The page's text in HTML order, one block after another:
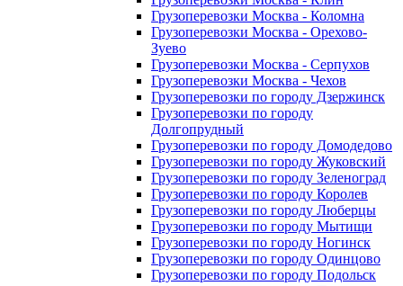
Грузоперевозки Москва - Коломна
Грузоперевозки Москва - Орехово-
Зуево
Грузоперевозки Москва - Серпухов
Грузоперевозки Москва - Чехов
Грузоперевозки по городу Дзержинск
Грузоперевозки по городу
Долгопрудный
Грузоперевозки по городу Домодедово
Грузоперевозки по городу Жуковский
Грузоперевозки по городу Зеленоград
Грузоперевозки по городу Королев
Грузоперевозки по городу Люберцы
Грузоперевозки по городу Мытищи
Грузоперевозки по городу Ногинск
Грузоперевозки по городу Одинцово
Грузоперевозки по городу Подольск